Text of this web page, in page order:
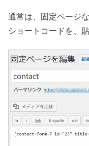
通常は、固定ページ
ショートコードを、